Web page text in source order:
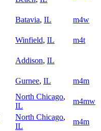
Batavia, IL
m4w
Winfield, IL
m4t
Addison, IL
Gurnee, IL
m4m
North Chicago,
IL
m4mw
North Chicago,
IL
m4m